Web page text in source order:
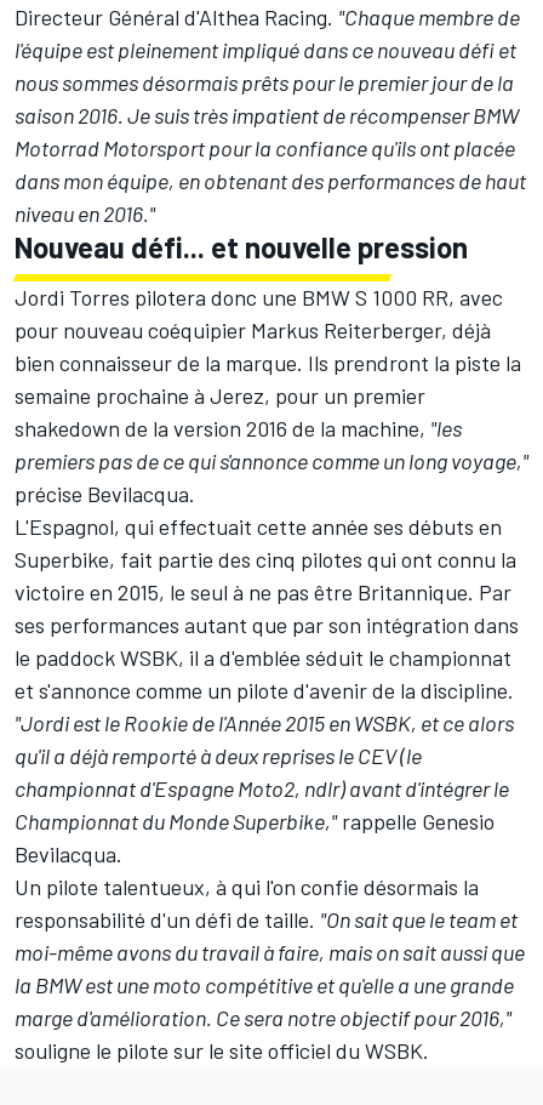
Directeur Général d'Althea Racing. "Chaque membre de
l'équipe est pleinement impliqué dans ce nouveau défi et
nous sommes désormais prêts pour le premier jour de la
saison 2016. Je suis très impatient de récompenser BMW
Motorrad Motorsport pour la confiance qu'ils ont placée
dans mon équipe, en obtenant des performances de haut
niveau en 2016."
Nouveau défi... et nouvelle pression
Jordi Torres pilotera donc une BMW S 1000 RR, avec
pour nouveau coéquipier Markus Reiterberger, déjà
bien connaisseur de la marque. Ils prendront la piste la
semaine prochaine à Jerez, pour un premier
shakedown de la version 2016 de la machine, "les
premiers pas de ce qui s'annonce comme un long voyage,"
précise Bevilacqua.
L'Espagnol, qui effectuait cette année ses débuts en
Superbike, fait partie des cinq pilotes qui ont connu la
victoire en 2015, le seul à ne pas être Britannique. Par
ses performances autant que par son intégration dans
le paddock WSBK, il a d'emblée séduit le championnat
et s'annonce comme un pilote d'avenir de la discipline.
"Jordi est le Rookie de l'Année 2015 en WSBK, et ce alors
qu'il a déjà remporté à deux reprises le CEV (le
championnat d'Espagne Moto2, ndlr) avant d'intégrer le
Championnat du Monde Superbike,"rappelle Genesio
Bevilacqua.
Un pilote talentueux, à qui l'on confie désormais la
responsabilité d'un défi de taille. "On sait que le team et
moi-même avons du travail à faire, mais on sait aussi que
la BMW est une moto compétitive et qu'elle a une grande
marge d'amélioration. Ce sera notre objectif pour 2016,"
souligne le pilote sur le site officiel du WSBK.